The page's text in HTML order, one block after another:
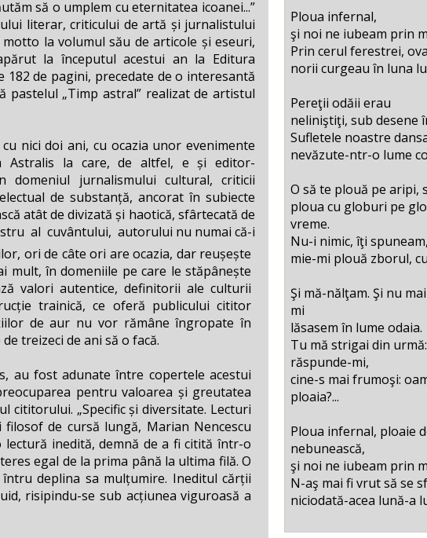
să o umplem cu eternitatea icoanei...”
literar, criticului de artă și jurnalistului
la volumul său de articole și eseuri,
la începutul acestui an la Editura
182 de pagini, precedate de o interesantă
pastelul „Timp astral” realizat de artistul
nici doi ani, cu ocazia unor evenimente
Astralis la care, de altfel, e și editor-
domeniul jurnalismului cultural, criticii
de substanță, ancorat în subiecte
atât de divizată și haotică, sfârtecată de
al cuvântului, autorului nu numai că-i
ori de câte ori are ocazia, dar reușește
mult, în domeniile pe care le stăpânește
valori autentice, definitorii ale culturii
trainică, ce oferă publicului cititor
de aur nu vor rămâne îngropate în
treizeci de ani să o facă.
au fost adunate între copertele acestui
pentru valoarea și greutatea
cititorului. „Specific și diversitate. Lecturi
de cursă lungă, Marian Nencescu
lectură inedită, demnă de a fi citită într-o
egal de la prima până la ultima filă. O
deplina sa mulțumire. Ineditul cărții
risipindu-se sub acțiunea viguroasă a
Ploua infernal,
şi noi ne iubeam prin
Prin cerul ferestrei,
norii curgeau în luna
Pereţii odăii erau
neliniştiţi, sub desene
Sufletele noastre
nevăzute-ntr-o lume
O să te plouă pe aripi,
ploua cu globuri pe
vreme.
Nu-i nimic, îţi
mie-mi plouă zborul,
Şi mă-nălţam. Şi nu
mi
lăsasem în lume odaia.
Tu mă strigai din
răspunde-mi,
cine-s mai frumoşi:
ploaia?...
Ploua infernal, ploaie
nebunească,
şi noi ne iubeam prin
N-aş mai fi vrut să se
niciodată-acea lună-a